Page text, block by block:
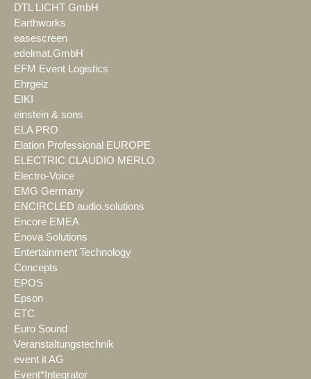
DTL LICHT GmbH
Earthworks
easescreen
edelmat.GmbH
EFM Event Logistics
Ehrgeiz
EIKI
einstein & sons
ELA PRO
Elation Professional EUROPE
ELECTRIC CLAUDIO MERLO
Electro-Voice
EMG Germany
ENCIRCLED audio.solutions
Encore EMEA
Enova Solutions
Entertainment Technology
Concepts
EPOS
Epson
ETC
Euro Sound
Veranstaltungstechnik
event it AG
Event*Integrator